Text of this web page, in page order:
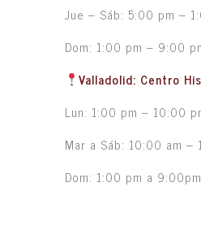
Jue – Sáb: 5:00 pm –
Dom: 1:00 pm – 9:00
Valladolid: Centro
Lun: 1:00 pm – 10:00
Mar a Sáb: 10:00 am –
Dom: 1:00 pm a 9:00pm